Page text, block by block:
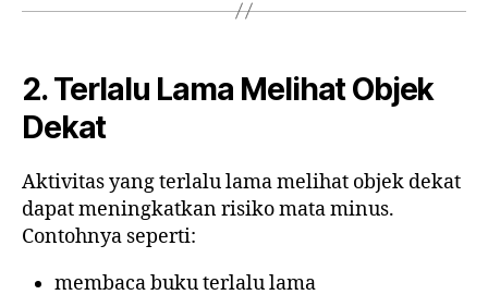
2. Terlalu Lama Melihat Objek
Dekat
Aktivitas yang terlalu lama melihat objek dekat
dapat meningkatkan risiko mata minus.
Contohnya seperti:
membaca buku terlalu lama